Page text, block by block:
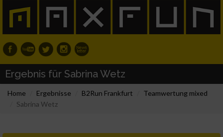
Ergebnis für Sabrina Wetz
Home Ergebnisse B2Run Frankfurt
Teamwertung mixed
Sabrina Wetz